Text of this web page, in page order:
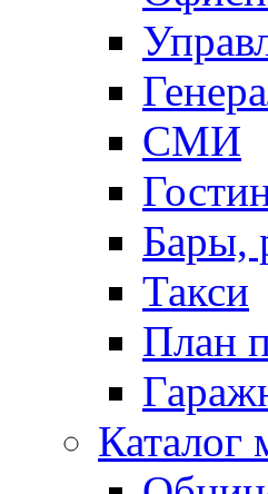
СМИ
Бары,
Такси
План
Каталог